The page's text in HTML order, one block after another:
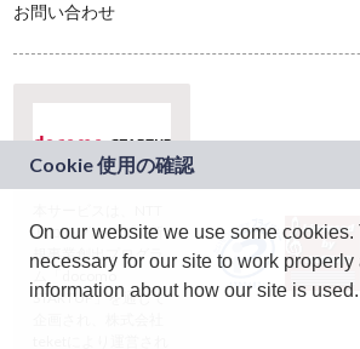
お問い合わせ
ドコモグループの新
規事業創出プログラ
ム「docomo
STARTUP」を通じて
On our website we use some cookies.
necessary for our site to work
information about how our site is used.